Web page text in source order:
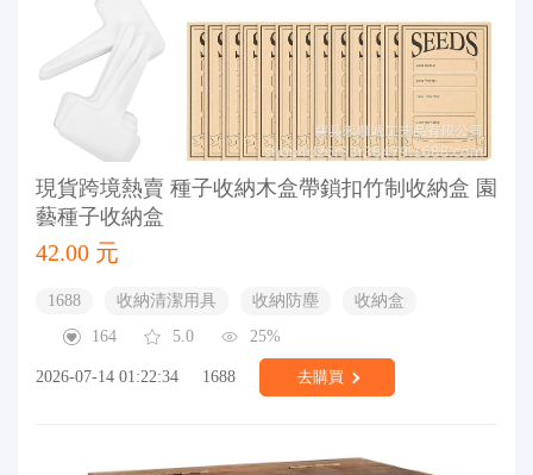
現貨跨境熱賣 種子收納木盒帶鎖扣竹制收納盒 園
藝種子收納盒
42.00 元
1688 收納清潔用具 收納防塵
收納盒
164
5.0 25%
2026-07-14 01:22:34 1688 去購買